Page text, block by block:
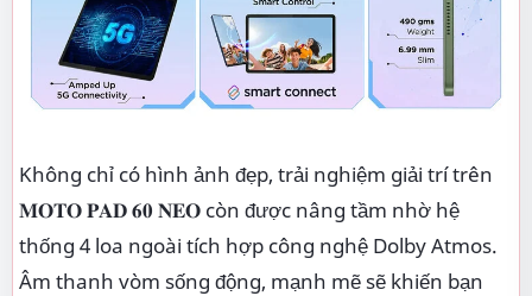
Không chỉ có hình ảnh đẹp, trải nghiệm giải trí trên
𝐌𝐎𝐓𝐎 𝐏𝐀𝐃 𝟔𝟎 𝐍𝐄𝐎 còn được nâng tầm nhờ hệ
thống 4 loa ngoài tích hợp công nghệ Dolby Atmos.
Âm thanh vòm sống động, mạnh mẽ sẽ khiến bạn